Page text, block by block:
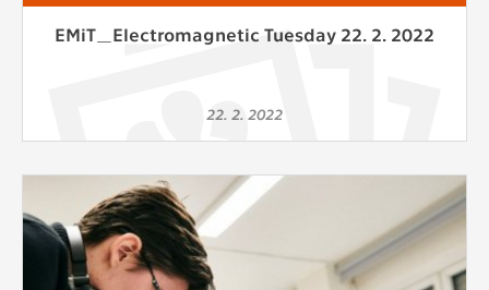
EMiT_Electromagnetic Tuesday 22. 2. 2022
22. 2. 2022